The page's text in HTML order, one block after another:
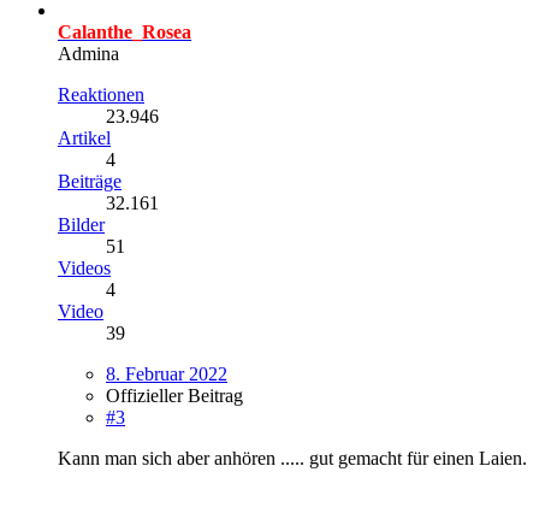
Calanthe_Rosea
Admina
Reaktionen
23.946
Artikel
4
Beiträge
32.161
Bilder
51
Videos
4
Video
39
8. Februar 2022
Offizieller Beitrag
#3
Kann man sich aber anhören ..... gut gemacht für einen Laien.